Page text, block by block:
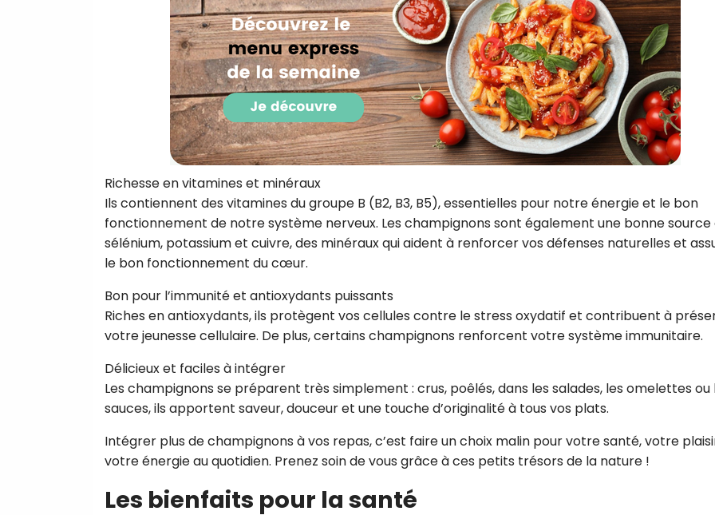
Richesse en vitamines et minéraux
Ils contiennent des vitamines du groupe B (B2, B3, B5), essentielles pour notre énergie et le bon
fonctionnement de notre système nerveux. Les champignons sont également une bonne source
sélénium, potassium et cuivre, des minéraux qui aident à renforcer vos défenses naturelles et
le bon fonctionnement du cœur.
Bon pour l’immunité et antioxydants puissants
Riches en antioxydants, ils protègent vos cellules contre le stress oxydatif et contribuent à
votre jeunesse cellulaire. De plus, certains champignons renforcent votre système immunitaire.
Délicieux et faciles à intégrer
Les champignons se préparent très simplement : crus, poêlés, dans les salades, les omelettes ou
sauces, ils apportent saveur, douceur et une touche d’originalité à tous vos plats.
Intégrer plus de champignons à vos repas, c’est faire un choix malin pour votre santé, votre
votre énergie au quotidien. Prenez soin de vous grâce à ces petits trésors de la nature !
Les bienfaits pour la santé